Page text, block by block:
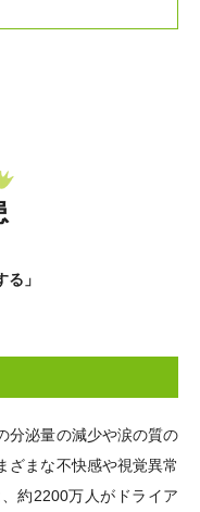
」
分泌量の減少や涙の質の
ざまな不快感や視覚異常
約2200万人がドライア